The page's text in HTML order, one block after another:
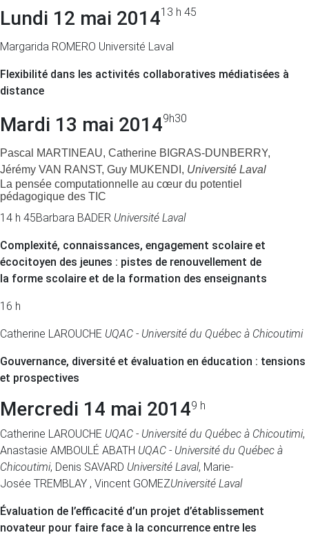
Lundi 12 mai 201413 h 45
Margarida ROMERO Université Laval
Flexibilité dans les activités collaboratives médiatisées à
distance
Mardi 13 mai 20149h30
Pascal MARTINEAU, Catherine BIGRAS-DUNBERRY,
Jérémy VAN RANST, Guy MUKENDI, Université Laval
La pensée computationnelle au cœur du potentiel
pédagogique des TIC
14 h 45Barbara BADER Université Laval
Complexité, connaissances, engagement scolaire et
écocitoyen des jeunes : pistes de renouvellement de
la forme scolaire et de la formation des enseignants
16 h
Catherine LAROUCHE UQAC - Université du Québec à Chicoutimi
Gouvernance, diversité et évaluation en éducation : tensions
et prospectives
Mercredi 14 mai 20149 h
Catherine LAROUCHE UQAC - Université du Québec à Chicoutimi,
Anastasie AMBOULÉ ABATH UQAC - Université du Québec à
Chicoutimi, Denis SAVARD Université Laval, Marie-
Josée TREMBLAY , Vincent GOMEZUniversité Laval
Évaluation de l’efficacité d’un projet d’établissement
novateur pour faire face à la concurrence entre les